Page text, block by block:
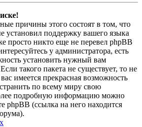
причины этого состоят в том, что
установил поддержку вашего языка
просто никто еще не перевел phpBB
у администратора, есть
установить нужный вам
такого пакета не существует, то не
имеется прекрасная возможность
по всему миру свою
подробную информацию можно
phpBB (ссылка на него находится